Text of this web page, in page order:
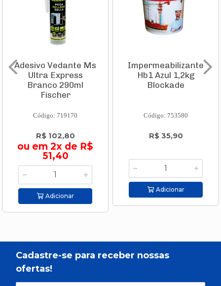
Adesivo Vedante Ms
Ultra Express
Branco 290ml
Fischer
Código: 719170
R$ 102,80
ou em 2x de R$
51,40
Adicionar
Impermeabilizante
Hb1 Azul 1,2kg
Blockade
Código: 753580
R$ 35,90
Adicionar
Cadastre-se para receber nossas
ofertas!